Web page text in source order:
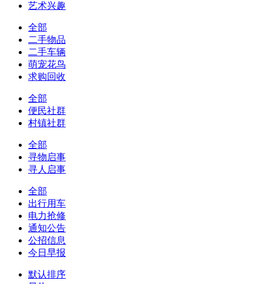
艺术兴趣
全部
二手物品
二手车辆
萌宠花鸟
求购回收
全部
便民社群
村镇社群
全部
寻物启事
寻人启事
全部
出行用车
电力抢修
通知公告
公招信息
今日早报
默认排序